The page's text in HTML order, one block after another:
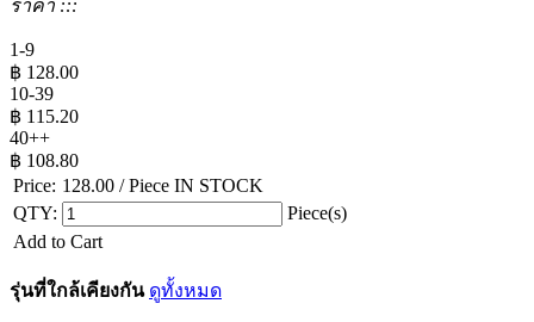
ราคา :::
1-9
฿ 128.00
10-39
฿ 115.20
40++
฿ 108.80
Price: 128.00 / Piece IN STOCK
QTY:
Piece(s)
Add to Cart
รุ่นที่ใกล้เคียงกัน ดูทั้งหมด